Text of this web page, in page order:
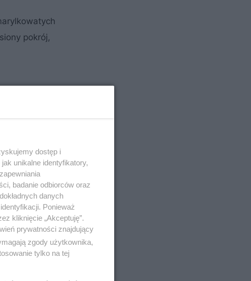
pokrój,
latem – od
składają
można
dostęp i
unikalne identyfikatory,
badanie odbiorców oraz
danych
Ponieważ
kliknięcie „Akceptuję”.
prywatności znajdujący
zgody użytkownika,
tylko na tej